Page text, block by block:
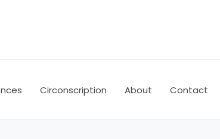
Circonscription About Contact